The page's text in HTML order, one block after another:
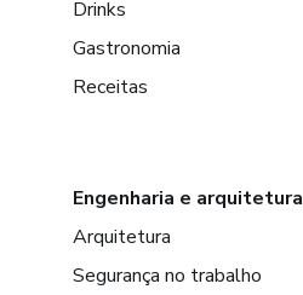
Drinks
Gastronomia
Receitas
Engenharia e arquitetura
Arquitetura
Segurança no trabalho